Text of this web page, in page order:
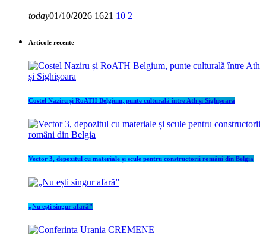
today01/10/2026 1621 10 2
Articole recente
Costel Naziru și RoATH Belgium, punte culturală între Ath și Sighișoara
Vector 3, depozitul cu materiale și scule pentru constructorii români din Belgia
„Nu ești singur afară”